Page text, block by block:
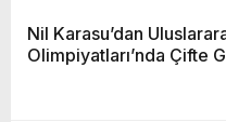
Nil Karasu’dan
Olimpiyatları’nda Çifte